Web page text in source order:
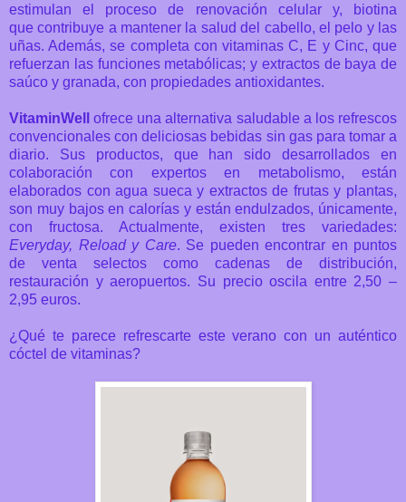
estimulan el proceso de renovación celular y, biotina
que contribuye a mantener la salud del cabello, el pelo y las
uñas. Además, se completa con vitaminas C, E y Cinc, que
refuerzan las funciones metabólicas; y extractos de baya de
saúco y granada, con propiedades antioxidantes.
VitaminWell
ofrece una alternativa saludable a los refrescos
convencionales con deliciosas bebidas sin gas para tomar a
diario. Sus productos, que han sido desarrollados en
colaboración con expertos en metabolismo, están
elaborados con agua sueca y extractos de frutas y plantas,
son muy bajos en calorías y están endulzados, únicamente,
con fructosa. Actualmente, existen tres variedades:
Everyday, Reload y Care. Se pueden encontrar en puntos
de venta selectos como cadenas de distribución,
restauración y aeropuertos. Su precio oscila entre 2,50 –
2,95 euros.
¿Qué te parece refrescarte este verano con un auténtico
cóctel de vitaminas?